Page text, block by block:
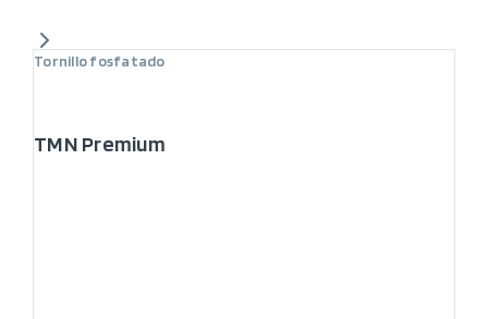
Tornillo fosfatado
TMN Premium